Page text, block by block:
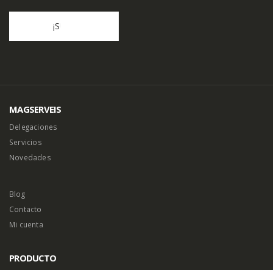
MAGSERVEIS
Delegaciones
Servicios
Novedades
Blog
Contacto
Mi cuenta
PRODUCTO